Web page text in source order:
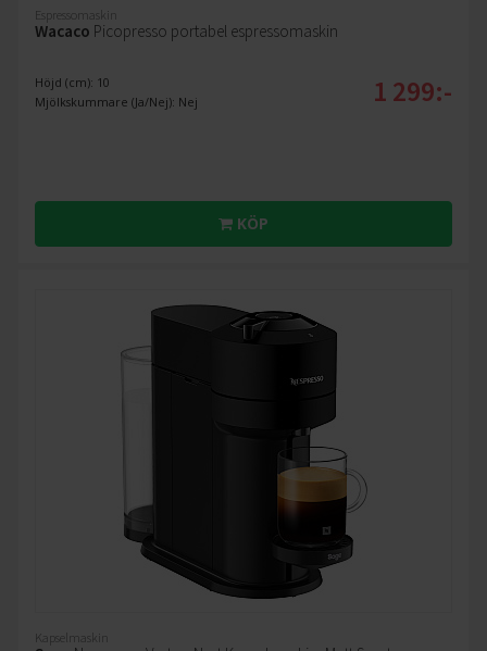
Espressomaskin
Wacaco Picopresso portabel espressomaskin
Höjd (cm): 10
Mjölkskummare (Ja/Nej): Nej
1 299:-
KÖP
Kapselmaskin